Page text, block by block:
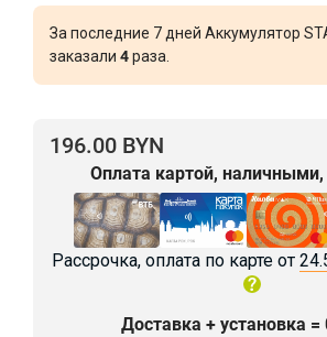
За последние 7 дней Аккумулятор
заказали 4раза.
196.00 BYN
Оплата картой,
Рассрочка, оплата по карте от
Доставка + установка =